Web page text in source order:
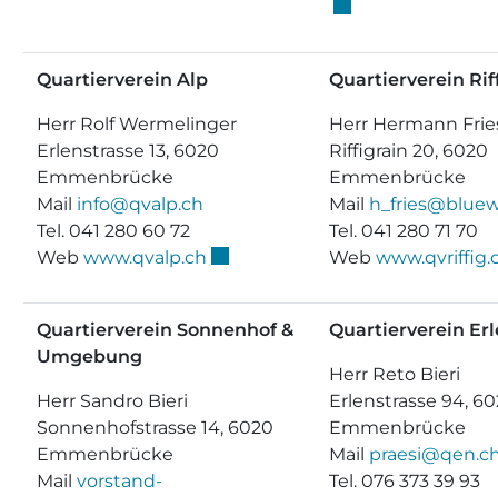
Quartierverein Alp
Herr Rolf Wermelinger
Erlenstrasse 13, 6020
Emmenbrücke
Mail info@qvalp.ch
Tel. 041 280 60 72
Web www.qvalp.ch Externer Link wird in einem
Quartierverein
Herr Hermann
Riffigrain 20, 6020
Emmenbrücke
Mail
Tel. 041 280 71 70
Web
Quartierverein Sonnenhof &
Umgebung
Herr Sandro Bieri
Sonnenhofstrasse 14, 6020
Emmenbrücke
Mail vorstand-
Quartierverein
Herr Reto Bieri
Erlenstrasse 94,
Emmenbrücke
Mail
Tel. 076 373 39 93